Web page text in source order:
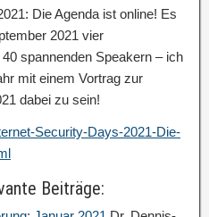
Die Agenda ist online! Es
2021 vier
spannenden Speakern – ich
mit einem Vortrag zur
dabei zu sein!
Security-Days-2021-Die-
Beiträge: